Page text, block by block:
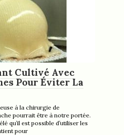
Cultivé Avec
Pour Éviter La
à la chirurgie de
pourrait être à notre portée.
qu’il est possible d’utiliser les
pour